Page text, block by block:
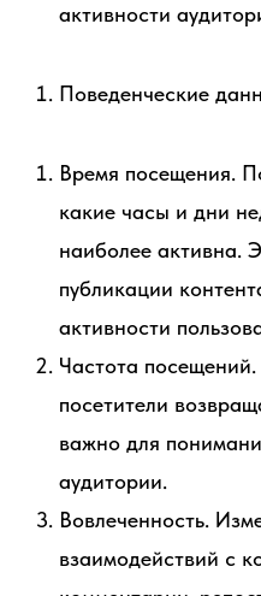
активности
Поведенческие
Время посещения.
какие часы и дни
наиболее активна.
публикации
активности
Частота
посетители
важно для
аудитории.
Вовлеченность.
взаимодействий с